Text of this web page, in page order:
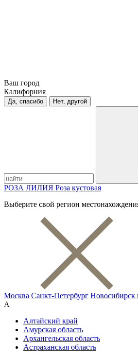
Ваш город
Калифорния
Да, спасибо Нет, другой
РОЗА ЛИЛИЯ Роза кустовая
Выберите свой регион
Москва Санкт-Петербург Новосибирск
А
Алтайский край
Амурская область
Архангельская область
Астраханская область